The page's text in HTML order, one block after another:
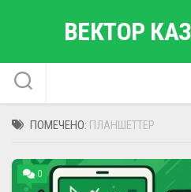
ВЕКТОР
ПОМЕЧЕНО: ПЛАНШЕТТЕР
0